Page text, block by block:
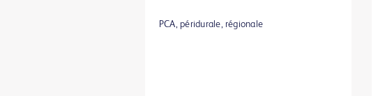
PCA, péridurale, régionale